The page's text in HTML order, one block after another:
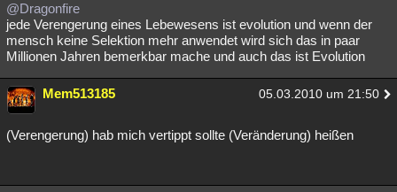
@Dragonfire
jede Verengerung eines Lebewesens ist evolution und wenn der
mensch keine Selektion mehr anwendet wird sich das in paar
Millionen Jahren bemerkbar mache und auch das ist Evolution
Mem513185 05.03.2010 um 21:50
(Verengerung) hab mich vertippt sollte (Veränderung) heißen